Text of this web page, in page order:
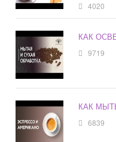
4020
КАК
9719
КАК
6839